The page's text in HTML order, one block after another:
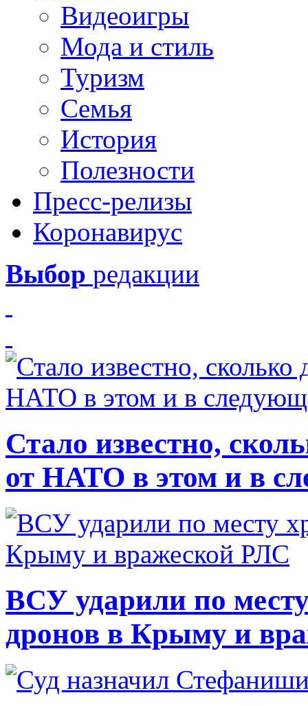
Видеоигры
Мода и стиль
Туризм
Семья
История
Полезности
Пресс-релизы
Коронавирус
Выбор редакции
Стало известно,
от НАТО в этом и в
ВСУ ударили по
дронов в Крыму и